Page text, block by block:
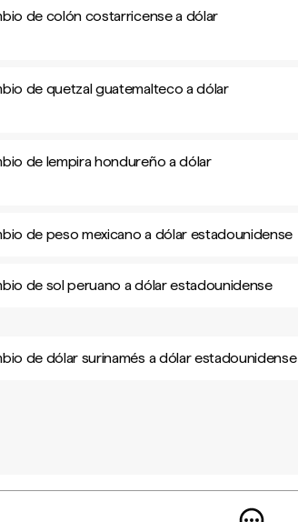
de colón costarricense a dólar
de quetzal guatemalteco a dólar
de lempira hondureño a dólar
de peso mexicano a dólar estadounidense
de sol peruano a dólar estadounidense
de dólar surinamés a dólar estadounidense